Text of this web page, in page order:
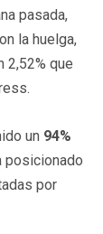
pasada,
la huelga,
2,52% que
un 94%
posicionado
por